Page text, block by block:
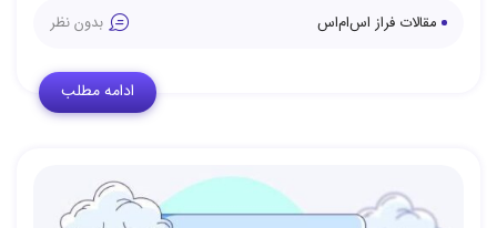
مقالات فراز اس‌ام‌اس بدون نظر
ادامه مطلب